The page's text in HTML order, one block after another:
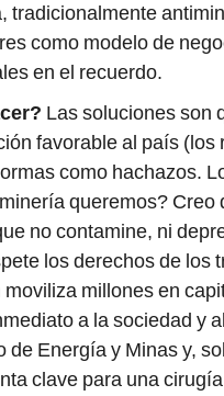
tradicionalmente
como modelo de
en el recuerdo.
Las soluciones son
favorable al país
como hachazos.
queremos? Creo
no contamine, ni
los derechos de los
moviliza millones en
a la sociedad y
de Energía y Minas y,
clave para una